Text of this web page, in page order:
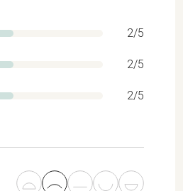
2/5
2/5
2/5